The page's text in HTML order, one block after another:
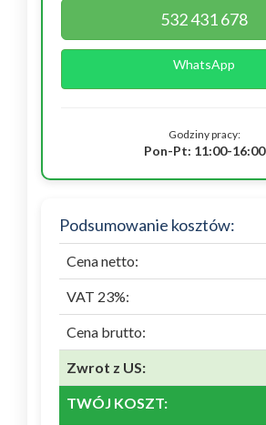
532 431 678
WhatsApp
Godziny pracy:
Pon-Pt: 11:00-16:00
Podsumowanie kosztów:
Cena netto:
VAT 23%:
Cena brutto:
Zwrot z US:
TWÓJ KOSZT: